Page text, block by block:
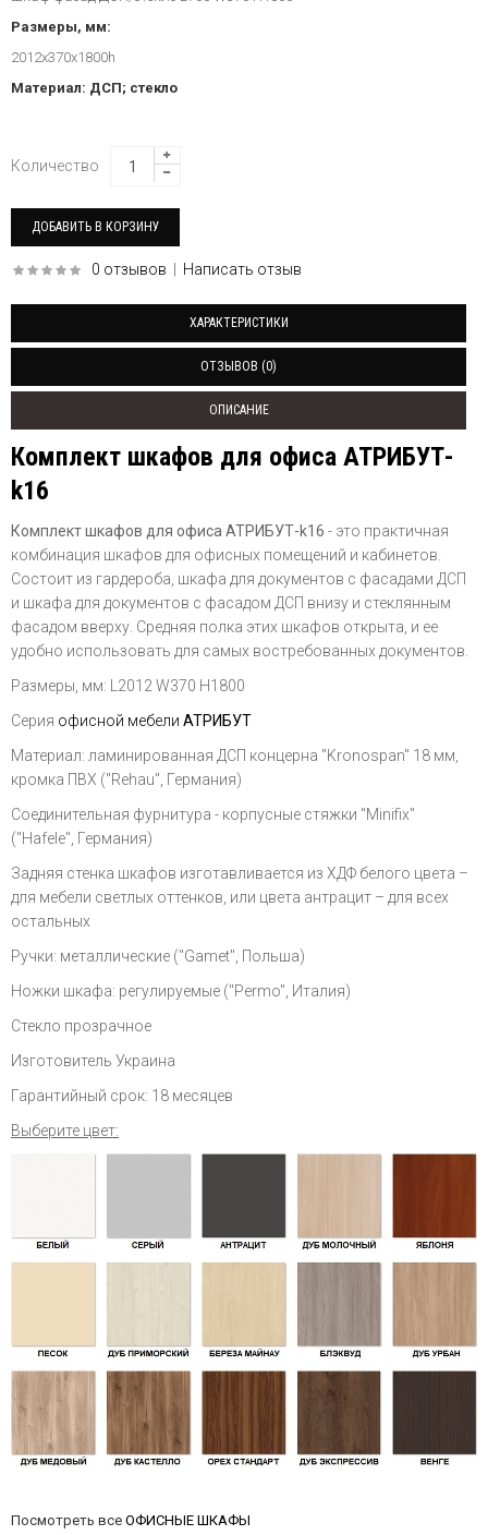
Размеры, мм:
2012х370х1800h
Материал: ДСП; стекло
Количество
0 отзывов Написать отзыв
ХАРАКТЕРИСТИКИ
ОТЗЫВОВ (0)
ОПИСАНИЕ
Комплект шкафов для офиса АТРИБУТ-
k16
Комплект шкафов для офиса АТРИБУТ-k16 - это практичная
комбинация шкафов для офисных помещений и кабинетов.
Состоит из гардероба, шкафа для документов с фасадами ДСП
и шкафа для документов с фасадом ДСП внизу и стеклянным
фасадом вверху. Средняя полка этих шкафов открыта, и ее
удобно использовать для самых востребованных документов.
Размеры, мм: L2012 W370 H1800
Серия офисной мебели АТРИБУТ
Материал: ламинированная ДСП концерна "Kronospan" 18 мм,
кромка ПВХ ("Rehau", Германия)
Соединительная фурнитура - корпусные стяжки "Minifix"
("Hafele", Германия)
Задняя стенка шкафов изготавливается из ХДФ белого цвета –
для мебели светлых оттенков, или цвета антрацит – для всех
остальных
Ручки: металлические ("Gamet", Польша)
Ножки шкафа: регулируемые ("Permo", Италия)
Стекло прозрачное
Изготовитель Украина
Гарантийный срок: 18 месяцев
Выберите цвет:
Посмотреть все ОФИСНЫЕ ШКАФЫ